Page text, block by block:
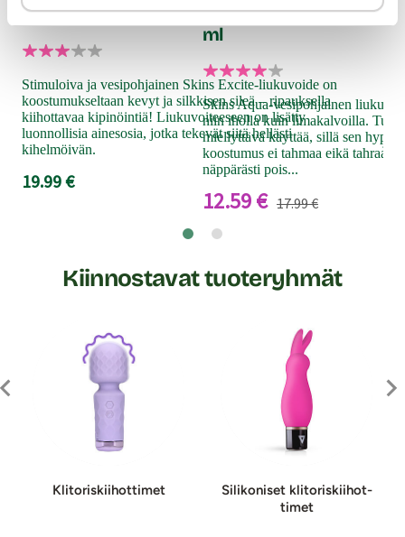
Excite - Stimuloiva liukuvoide, 130 ml
Stimuloiva ja vesipohjainen Skins Excite-liukuvoide on
koostumukseltaan kevyt ja silkkisen sileä – ripauksella
kiihottavaa kipinöintiä! Liukuvoiteeseen on lisätty
luonnollisia ainesosia, jotka tekevät siitä hellästi
kihelmöivän.
19.99 €
Aqua - Vesipohjainen
ml
Skins Aqua-vesipohjainen
niin iholla kuin limakalvoilla.
miellyttävä käyttää, sillä sen
koostumus ei tahmaa eikä tahraa.
näppärästi pois...
12.59 € 17.99 €
ja
Kiinnostavat tuoteryhmät
Kli­to­ris­kii­hot­ti­met
Silikoniset kli­to­ris­kii­hot­
ti­met